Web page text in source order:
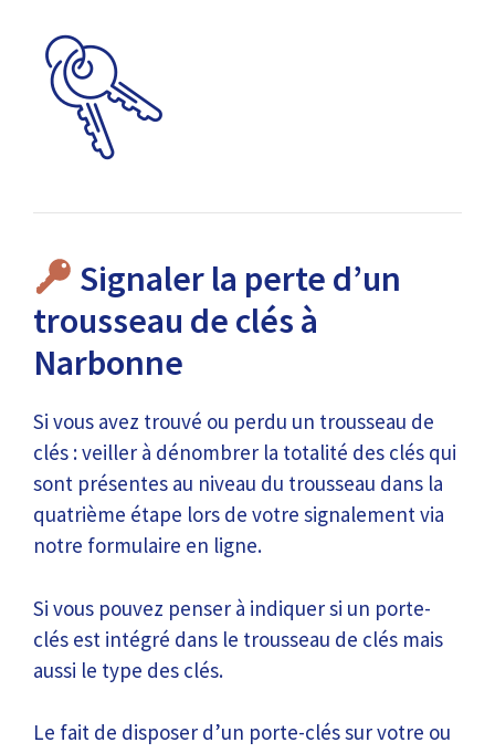
Signaler la perte d’un
trousseau de clés à
Narbonne
Si vous avez trouvé ou perdu un trousseau de
clés : veiller à dénombrer la totalité des clés qui
sont présentes au niveau du trousseau dans la
quatrième étape lors de votre signalement via
notre formulaire en ligne.
Si vous pouvez penser à indiquer si un porte-
clés est intégré dans le trousseau de clés mais
aussi le type des clés.
Le fait de disposer d’un porte-clés sur votre ou